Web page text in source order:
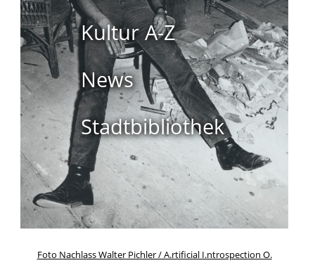
Kultur A-Z
News
Stadtbibliothek
Foto Nachlass Walter Pichler / A.rtificial I.ntrospection O.